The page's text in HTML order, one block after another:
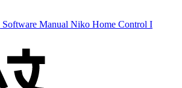
Software Manual Niko Home Control I